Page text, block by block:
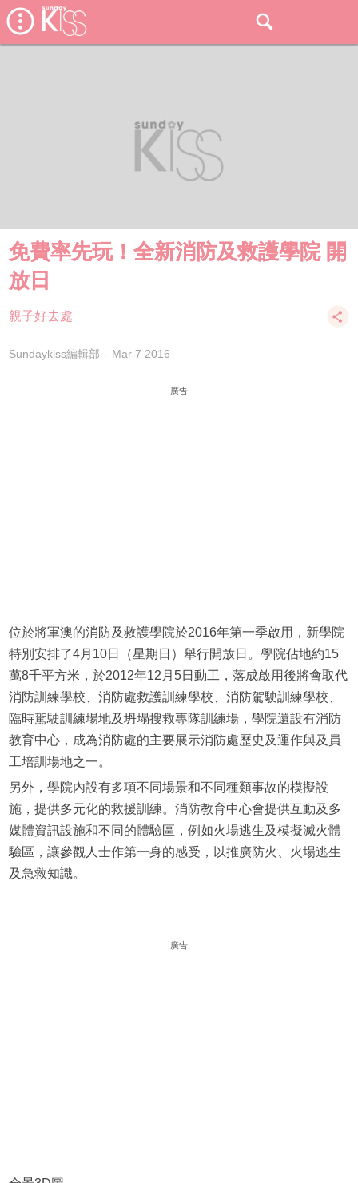
免費率先玩！全新消防及救護學院 開
放日
親子好去處
Sundaykiss編輯部 Mar 7 2016
廣告
位於將軍澳的消防及救護學院於2016年第一季啟用，新學院
特別安排了4月10日（星期日）舉行開放日。學院佔地約15
萬8千平方米，於2012年12月5日動工，落成啟用後將會取代
消防訓練學校、消防處救護訓練學校、消防駕駛訓練學校、
臨時駕駛訓練場地及坍塌搜救專隊訓練場，學院還設有消防
教育中心，成為消防處的主要展示消防處歷史及運作與及員
工培訓場地之一。
另外，學院內設有多項不同場景和不同種類事故的模擬設
施，提供多元化的救援訓練。消防教育中心會提供互動及多
媒體資訊設施和不同的體驗區，例如火場逃生及模擬滅火體
驗區，讓參觀人士作第一身的感受，以推廣防火、火場逃生
及急救知識。
廣告